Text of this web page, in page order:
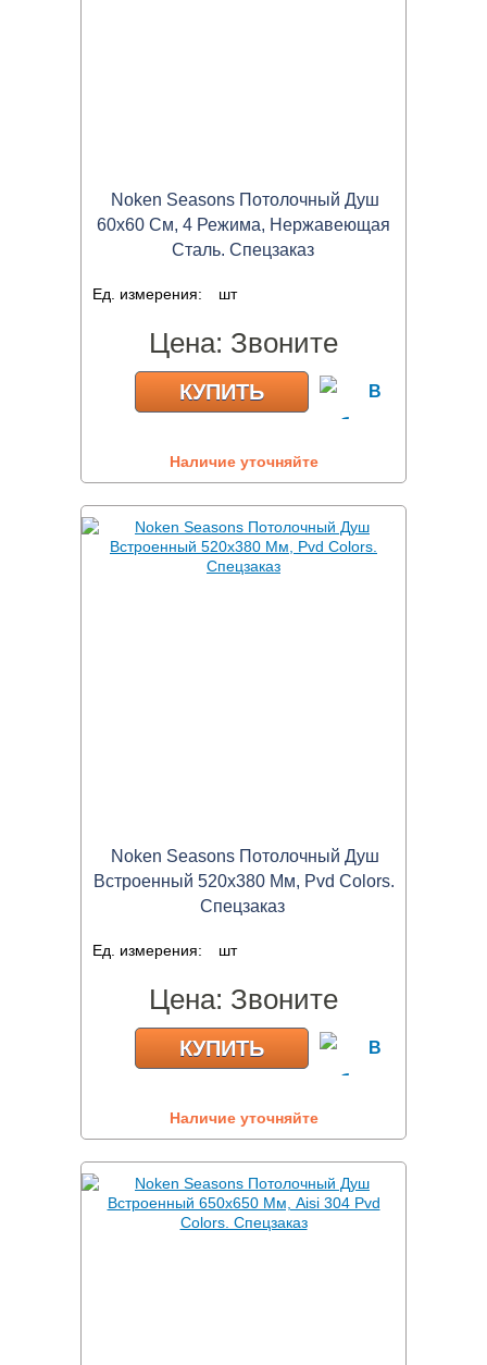
Noken Seasons Потолочный Душ
60х60 См, 4 Режима, Нержавеющая
Сталь. Спецзаказ
Ед. измерения: шт
Цена: Звоните
КУПИТЬ
Наличие уточняйте
Noken Seasons Потолочный Душ
Встроенный 520х380 Мм, Pvd Colors.
Спецзаказ
Ед. измерения: шт
Цена: Звоните
КУПИТЬ
Наличие уточняйте